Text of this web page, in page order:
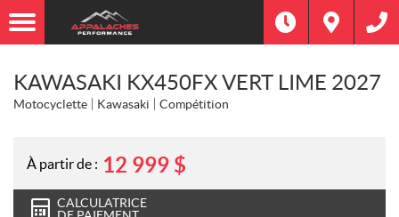
KAWASAKI KX450FX VERT LIME 2027
Motocyclette Kawasaki Compétition
À partir de : 12 999 $
CALCULATRICE